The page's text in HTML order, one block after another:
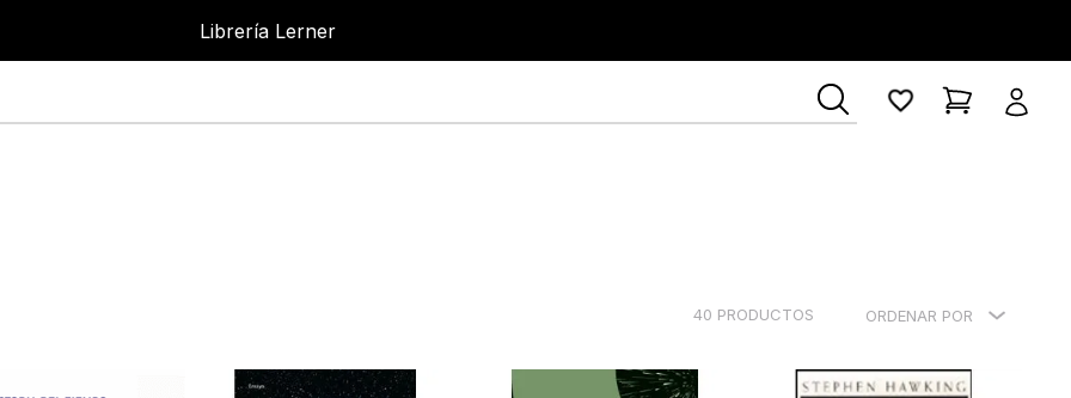
40 PRODUCTOS ORDENAR POR